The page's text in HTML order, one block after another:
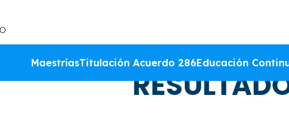
MaestríasTitulación Acuerdo 286Educación
VALIDACIÓN DEL